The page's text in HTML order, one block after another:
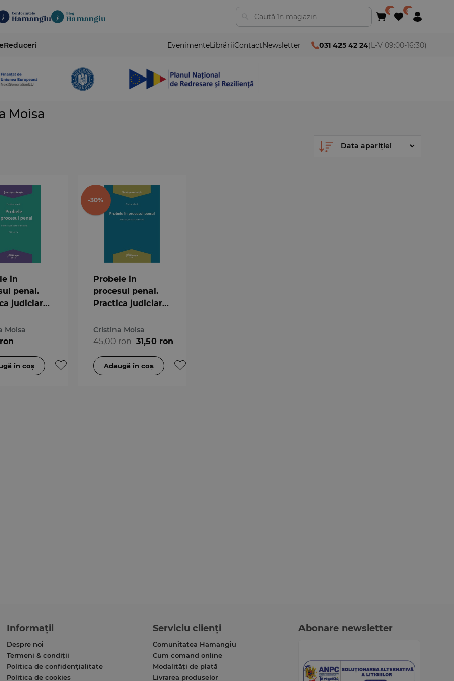
Reduceri EvenimenteLibrăriiContactNewsletter 031 425 42 24(L-V 09:00-16:30)
Moisa
in
penal.
judiciara
Moisa
-30%
Probele in
procesul penal.
Practica judiciara
Cristina Moisa
45,00 ron 31,50 ron
Informații
Despre noi
Termeni & condiții
Politica de confidențialitate
Politica de cookies
Serviciu clienți
Comunitatea Hamangiu
Cum comand online
Modalități de plată
Livrarea produselor
Abonare newsletter